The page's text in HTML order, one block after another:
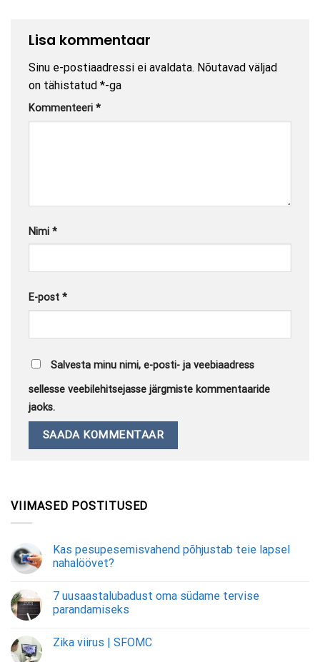
Lisa kommentaar
Sinu e-postiaadressi ei avaldata. Nõutavad väljad
on tähistatud *-ga
Kommenteeri *
Nimi *
E-post *
Salvesta minu nimi, e-posti- ja veebiaadress
sellesse veebilehitsejasse järgmiste kommentaaride
jaoks.
VIIMASED POSTITUSED
Kas pesupesemisvahend põhjustab teie lapsel
nahalöövet?
7 uusaastalubadust oma südame tervise
parandamiseks
Zika viirus | SFOMC